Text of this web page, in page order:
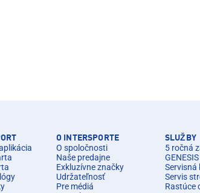
O INTERSPORTE
O spoločnosti
Naše predajne
Exkluzívne značky
Udržateľnosť
Pre médiá
SLUŽBY
5 ročná
GENESIS
Servisná
Servis
Rastúce